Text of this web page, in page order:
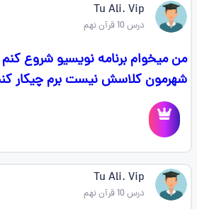
Tu Ali. Vip
درس 10 قرآن نهم
من میخوام برنامه نویسیو شروع
شهرمون کلاسش نیست برم چیکار
Tu Ali. Vip
درس 10 قرآن نهم